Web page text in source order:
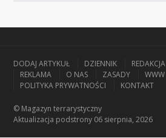
DODAJ ARTYKUŁ DZIENNIK REDAKCJA
REKLAMA
O NAS ZASADY WWW
POLITYKA PRYWATNOŚCI
KONTAKT
© Magazyn terrarystyczny
Aktualizacja podstrony 06 sierpnia, 2026